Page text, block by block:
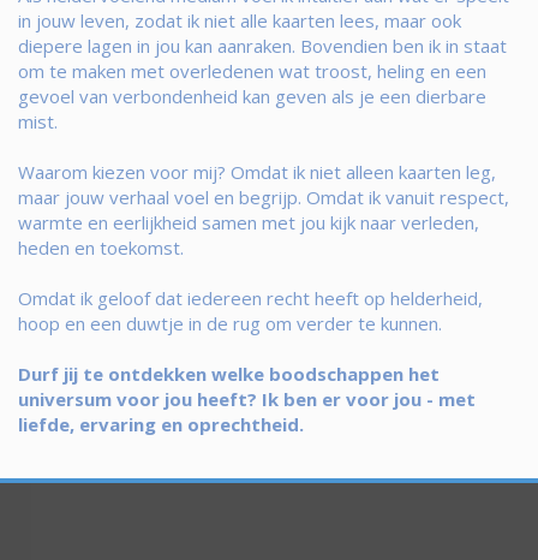
in jouw leven, zodat ik niet alle kaarten lees, maar ook
diepere lagen in jou kan aanraken. Bovendien ben ik in staat
om te maken met overledenen wat troost, heling en een
gevoel van verbondenheid kan geven als je een dierbare
mist.
Waarom kiezen voor mij? Omdat ik niet alleen kaarten leg,
maar jouw verhaal voel en begrijp. Omdat ik vanuit respect,
warmte en eerlijkheid samen met jou kijk naar verleden,
heden en toekomst.
Omdat ik geloof dat iedereen recht heeft op helderheid,
hoop en een duwtje in de rug om verder te kunnen.
Durf jij te ontdekken welke boodschappen het
universum voor jou heeft? Ik ben er voor jou - met
liefde, ervaring en oprechtheid.